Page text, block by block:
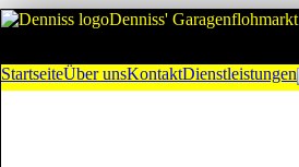
Denniss' Garagenflohmarkt
StartseiteÜber unsKontaktDienstleistungen